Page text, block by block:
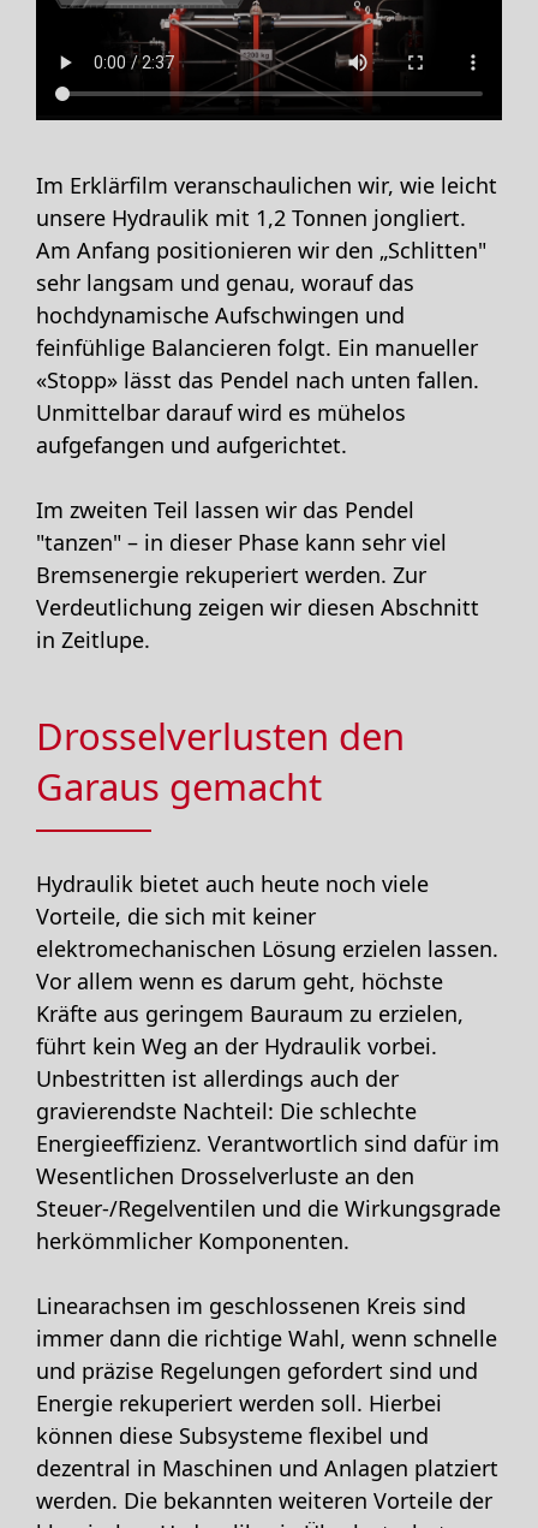
Im Erklärfilm veranschaulichen wir, wie leicht
unsere Hydraulik mit 1,2 Tonnen jongliert.
Am Anfang positionieren wir den „Schlitten"
sehr langsam und genau, worauf das
hochdynamische Aufschwingen und
feinfühlige Balancieren folgt. Ein manueller
«Stopp» lässt das Pendel nach unten fallen.
Unmittelbar darauf wird es mühelos
aufgefangen und aufgerichtet.
Im zweiten Teil lassen wir das Pendel
"tanzen" – in dieser Phase kann sehr viel
Bremsenergie rekuperiert werden. Zur
Verdeutlichung zeigen wir diesen Abschnitt
in Zeitlupe.
Drosselverlusten den
Garaus gemacht
Hydraulik bietet auch heute noch viele
Vorteile, die sich mit keiner
elektromechanischen Lösung erzielen lassen.
Vor allem wenn es darum geht, höchste
Kräfte aus geringem Bauraum zu erzielen,
führt kein Weg an der Hydraulik vorbei.
Unbestritten ist allerdings auch der
gravierendste Nachteil: Die schlechte
Energieeffizienz. Verantwortlich sind dafür im
Wesentlichen Drosselverluste an den
Steuer-/Regelventilen und die Wirkungsgrade
herkömmlicher Komponenten.
Linearachsen im geschlossenen Kreis sind
immer dann die richtige Wahl, wenn schnelle
und präzise Regelungen gefordert sind und
Energie rekuperiert werden soll. Hierbei
können diese Subsysteme flexibel und
dezentral in Maschinen und Anlagen platziert
werden. Die bekannten weiteren Vorteile der